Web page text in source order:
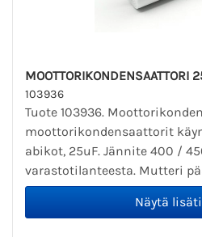
MOOTTORIKONDENSAATTORI
103936
Tuote 103936.
moottorikondensaattorit
abikot, 25uF. Jännite 400 /
varastotilanteesta. Mutteri